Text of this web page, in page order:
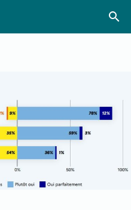
search